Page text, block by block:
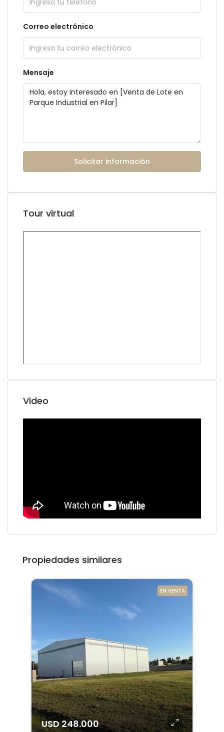
Correo electrónico
Mensaje
Solicitar información
Tour virtual
Video
Propiedades similares
EN VENTA
USD 248.000